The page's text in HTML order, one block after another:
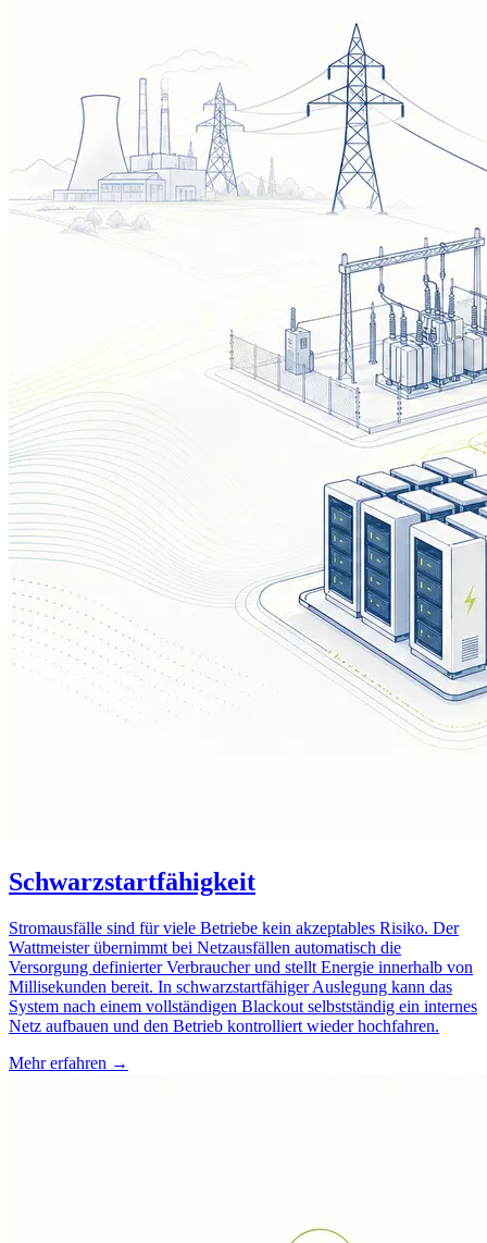
Schwarzstartfähigkeit
Stromausfälle sind für viele Betriebe kein akzeptables Risiko. Der
Wattmeister übernimmt bei Netzausfällen automatisch die
Versorgung definierter Verbraucher und stellt Energie innerhalb von
Millisekunden bereit. In schwarzstartfähiger Auslegung kann das
System nach einem vollständigen Blackout selbstständig ein internes
Netz aufbauen und den Betrieb kontrolliert wieder hochfahren.
Mehr erfahren →